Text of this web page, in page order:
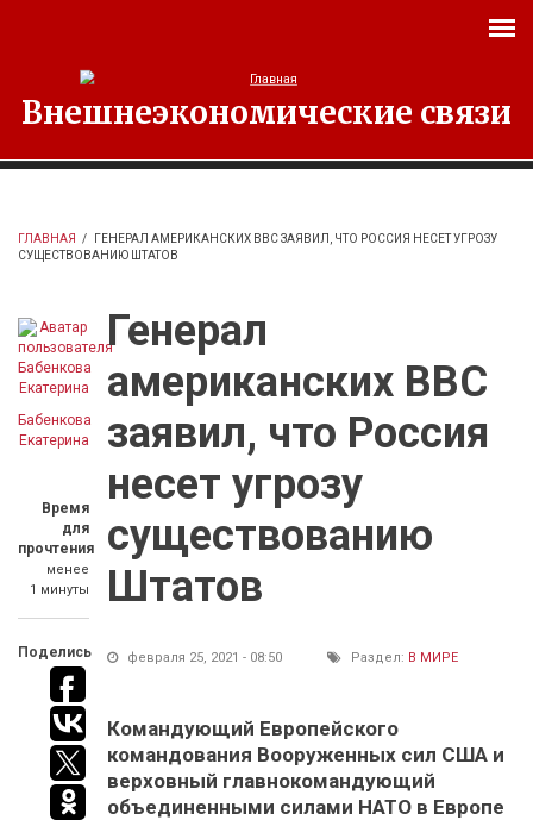
Внешнеэкономические связи
ГЛАВНАЯ /
ГЕНЕРАЛ АМЕРИКАНСКИХ ВВС ЗАЯВИЛ, ЧТО РОССИЯ НЕСЕТ УГРОЗУ
СУЩЕСТВОВАНИЮ ШТАТОВ
Бабенкова
Екатерина
Время
для
прочтения
менее
1 минуты
Поделись
Генерал
американских ВВС
заявил, что Россия
несет угрозу
существованию
Штатов
февраля 25, 2021 - 08:50 Раздел: В МИРЕ
Командующий Европейского
командования Вооруженных сил США и
верховный главнокомандующий
объединенными силами НАТО в Европе